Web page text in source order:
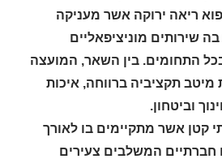
ריאה ירוקה אשר מעניקה
שירותים מוניציפאליים
התחומים. בין השאר, המועצה
תקציביה ברווחה, איכות
וביטחון.
קטן אשר מתקיימים בו לאורך
חברתיים המשלבים צעירים